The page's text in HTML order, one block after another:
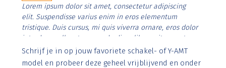
Lorem ipsum dolor sit amet, consectetur adipiscing
elit. Suspendisse varius enim in eros elementum
tristique. Duis cursus, mi quis viverra ornare, eros dolor
interdum nulla, ut commodo diam libero vitae erat.
Aenean faucibus nibh et justo cursus id rutrum lorem
imperdiet. Nunc ut sem vitae risus tristique posuere.
Schrijf je in op jouw favoriete schakel- of Y-AMT
model en probeer deze geheel vrijblijvend en onder